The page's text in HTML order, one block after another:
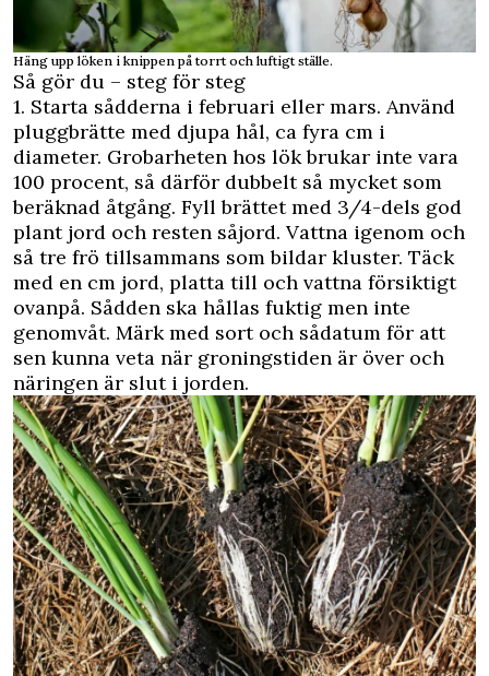
Häng upp löken i knippen på torrt och luftigt ställe.
Så gör du – steg för steg
1. Starta sådderna i februari eller mars. Använd
pluggbrätte med djupa hål, ca fyra cm i
diameter. Grobarheten hos lök brukar inte vara
100 procent, så därför dubbelt så mycket som
beräknad åtgång. Fyll brättet med 3/4-dels god
plant jord och resten såjord. Vattna igenom och
så tre frö tillsammans som bildar kluster. Täck
med en cm jord, platta till och vattna försiktigt
ovanpå. Sådden ska hållas fuktig men inte
genomvåt. Märk med sort och sådatum för att
sen kunna veta när groningstiden är över och
näringen är slut i jorden.